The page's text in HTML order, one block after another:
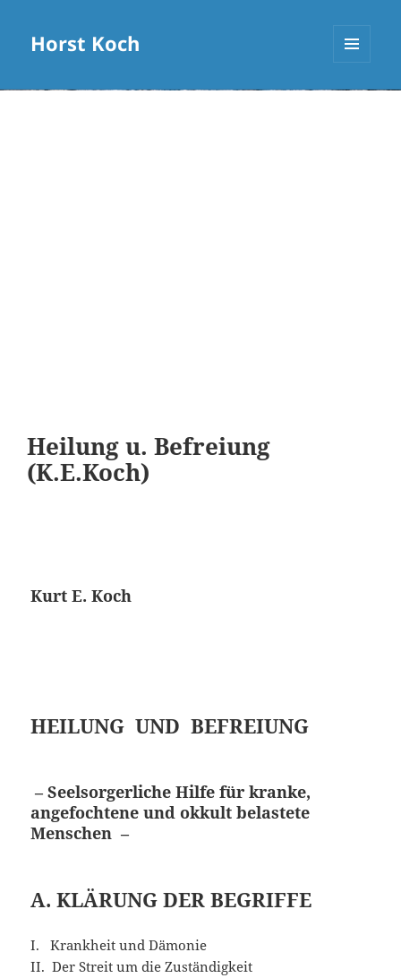
Horst Koch
Heilung u. Befreiung
(K.E.Koch)
Kurt E. Koch
HEILUNG UND BEFREIUNG
– Seelsorgerliche Hilfe für kranke,
angefochtene und okkult belastete
Menschen –
A. KLÄRUNG DER BEGRIFFE
I. Krankheit und Dämonie
II. Der Streit um die Zuständigkeit